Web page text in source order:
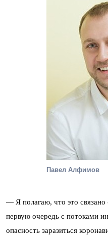
Павел Алфимов
— Я полагаю, что это
первую очередь с потоками
опасность заразиться